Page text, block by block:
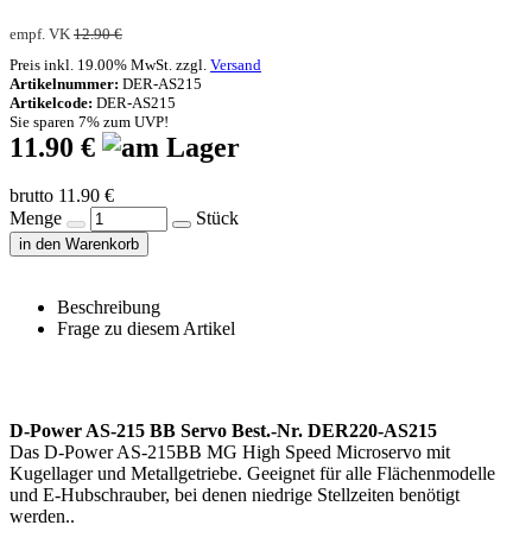
empf. VK 12.90 €
Preis inkl. 19.00% MwSt. zzgl. Versand
Artikelnummer: DER-AS215
Artikelcode: DER-AS215
Sie sparen 7% zum UVP!
11.90 €
brutto 11.90 €
Menge
Stück
in den Warenkorb
Beschreibung
Frage zu diesem Artikel
D-Power AS-215 BB Servo Best.-Nr. DER220-AS215
Das D-Power AS-215BB MG High Speed Microservo mit
Kugellager und Metallgetriebe. Geeignet für alle Flächenmodelle
und E-Hubschrauber, bei denen niedrige Stellzeiten benötigt
werden..